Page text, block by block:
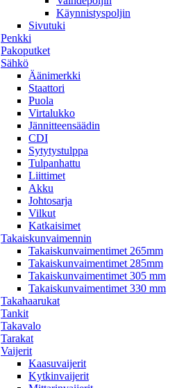
Käynnistyspoljin
Sivutuki
Penkki
Pakoputket
Sähkö
Äänimerkki
Staattori
Puola
Virtalukko
Jännitteensäädin
CDI
Sytytystulppa
Tulpanhattu
Liittimet
Akku
Johtosarja
Vilkut
Katkaisimet
Takaiskunvaimennin
Takaiskunvaimentimet 265mm
Takaiskunvaimentimet 285mm
Takaiskunvaimentimet 305 mm
Takaiskunvaimentimet 330 mm
Takahaarukat
Tankit
Takavalo
Tarakat
Vaijerit
Kaasuvaijerit
Kytkinvaijerit